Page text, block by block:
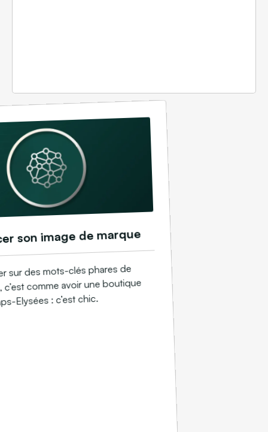
son image de marque
sur des mots-clés phares de
comme avoir une boutique
Elysées : c’est chic.​